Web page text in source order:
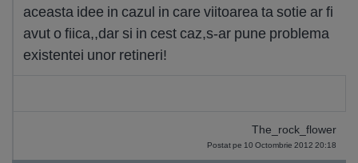
aceasta idee in cazul in care viitoarea ta sotie ar fi
avut o fiica,,dar si in cest caz,s-ar pune problema
existentei unor retineri!
The_rock_flower
Postat pe 10 Octombrie 2012 20:18